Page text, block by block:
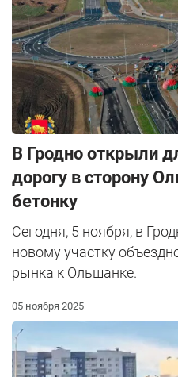
В Гродно открыли
дорогу в сторону
бетонку
Сегодня, 5 ноября, в
новому участку
рынка к Ольшанке.
05 ноября 2025